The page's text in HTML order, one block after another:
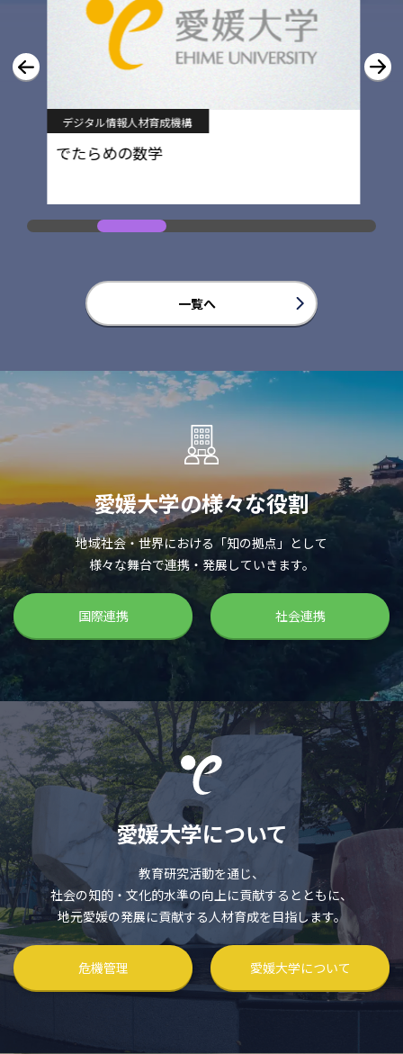
一覧へ
デジタル情報人材育成機構
でたらめの数学
愛媛大学の様々な役割
地域社会・世界における「知の拠点」として
様々な舞台で連携・発展していきます。
国際連携 社会連携
愛媛大学について
教育研究活動を通じ、
社会の知的・文化的水準の向上に貢献するとともに、
地元愛媛の発展に貢献する人材育成を目指します。
危機管理 愛媛大学について